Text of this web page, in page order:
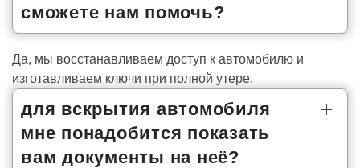
сможете нам помочь?
Да, мы восстанавливаем доступ к автомобилю и
изготавливаем ключи при полной утере.
для вскрытия автомобиля
мне понадобится показать
вам документы на неё?